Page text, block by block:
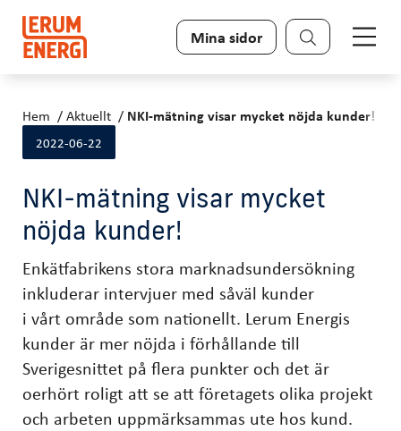
Sök
Mina sidor
Hem Aktuellt NKI-mätning visar mycket nöjda kunder!
2022-06-22
NKI-mätning visar mycket
nöjda kunder!
Enkätfabrikens stora marknadsundersökning
inkluderar intervjuer med såväl kunder
i vårt område som nationellt. Lerum Energis
kunder är mer nöjda i förhållande till
Sverigesnittet på flera punkter och det är
oerhört roligt att se att företagets olika projekt
och arbeten uppmärksammas ute hos kund.